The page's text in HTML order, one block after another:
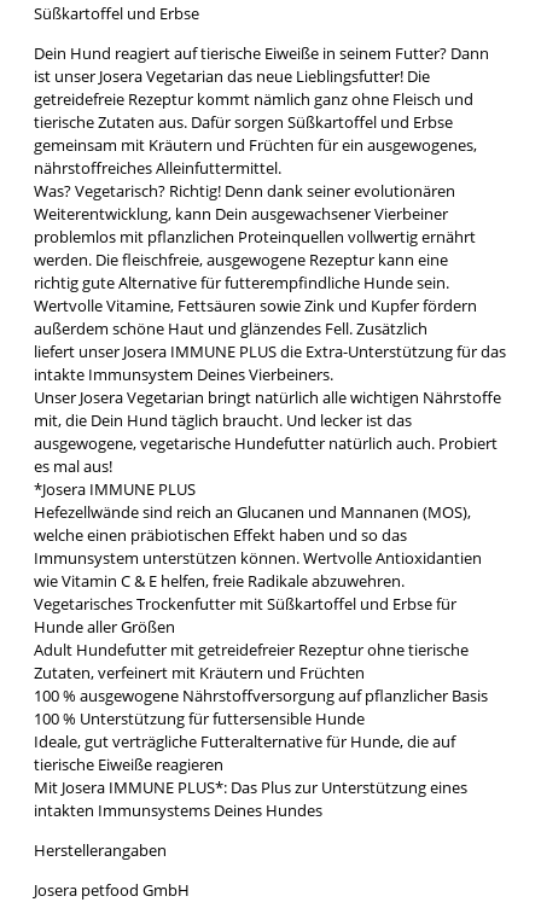
Süßkartoffel und Erbse
Dein Hund reagiert auf tierische Eiweiße in seinem Futter? Dann
ist unser Josera Vegetarian das neue Lieblingsfutter! Die
getreidefreie Rezeptur kommt nämlich ganz ohne Fleisch und
tierische Zutaten aus. Dafür sorgen Süßkartoffel und Erbse
gemeinsam mit Kräutern und Früchten für ein ausgewogenes,
nährstoffreiches Alleinfuttermittel.
Was? Vegetarisch? Richtig! Denn dank seiner evolutionären
Weiterentwicklung, kann Dein ausgewachsener Vierbeiner
problemlos mit pflanzlichen Proteinquellen vollwertig ernährt
werden. Die fleischfreie, ausgewogene Rezeptur kann eine
richtig gute Alternative für futterempfindliche Hunde sein.
Wertvolle Vitamine, Fettsäuren sowie Zink und Kupfer fördern
außerdem schöne Haut und glänzendes Fell. Zusätzlich
liefert unser Josera IMMUNE PLUS die Extra-Unterstützung für das
intakte Immunsystem Deines Vierbeiners.
Unser Josera Vegetarian bringt natürlich alle wichtigen Nährstoffe
mit, die Dein Hund täglich braucht. Und lecker ist das
ausgewogene, vegetarische Hundefutter natürlich auch. Probiert
es mal aus!
*Josera IMMUNE PLUS
Hefezellwände sind reich an Glucanen und Mannanen (MOS),
welche einen präbiotischen Effekt haben und so das
Immunsystem unterstützen können. Wertvolle Antioxidantien
wie Vitamin C & E helfen, freie Radikale abzuwehren.
Vegetarisches Trockenfutter mit Süßkartoffel und Erbse für
Hunde aller Größen
Adult Hundefutter mit getreidefreier Rezeptur ohne tierische
Zutaten, verfeinert mit Kräutern und Früchten
100 % ausgewogene Nährstoffversorgung auf pflanzlicher Basis
100 % Unterstützung für futtersensible Hunde
Ideale, gut verträgliche Futteralternative für Hunde, die auf
tierische Eiweiße reagieren
Mit Josera IMMUNE PLUS*: Das Plus zur Unterstützung eines
intakten Immunsystems Deines Hundes
Herstellerangaben
Josera petfood GmbH